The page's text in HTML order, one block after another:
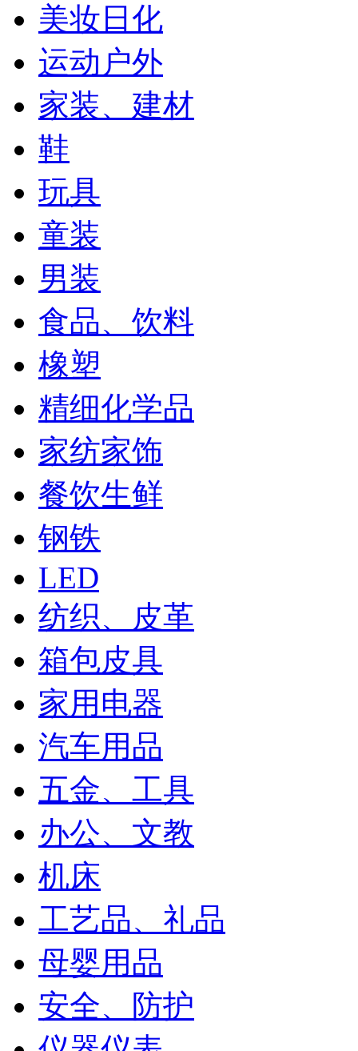
美妆日化
运动户外
家装、建材
鞋
玩具
童装
男装
食品、饮料
橡塑
精细化学品
家纺家饰
餐饮生鲜
钢铁
LED
纺织、皮革
箱包皮具
家用电器
汽车用品
五金、工具
办公、文教
机床
工艺品、礼品
母婴用品
安全、防护